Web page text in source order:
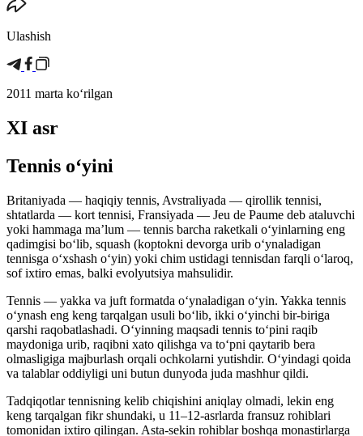
Ulashish
2011 marta koʻrilgan
XI asr
Tennis oʻyini
Britaniyada — haqiqiy tennis, Avstraliyada — qirollik tennisi,
shtatlarda — kort tennisi, Fransiyada — Jeu de Paume deb ataluvchi
yoki hammaga maʼlum — tennis barcha raketkali oʻyinlarning eng
qadimgisi boʻlib, squash (koptokni devorga urib oʻynaladigan
tennisga oʻxshash oʻyin) yoki chim ustidagi tennisdan farqli oʻlaroq,
sof ixtiro emas, balki evolyutsiya mahsulidir.
Tennis — yakka va juft formatda oʻynaladigan oʻyin. Yakka tennis
oʻynash eng keng tarqalgan usuli boʻlib, ikki oʻyinchi bir-biriga
qarshi raqobatlashadi. Oʻyinning maqsadi tennis toʻpini raqib
maydoniga urib, raqibni xato qilishga va toʻpni qaytarib bera
olmasligiga majburlash orqali ochkolarni yutishdir. Oʻyindagi qoida
va talablar oddiyligi uni butun dunyoda juda mashhur qildi.
Tadqiqotlar tennisning kelib chiqishini aniqlay olmadi, lekin eng
keng tarqalgan fikr shundaki, u 11–12-asrlarda fransuz rohiblari
tomonidan ixtiro qilingan. Asta-sekin rohiblar boshqa monastirlarga